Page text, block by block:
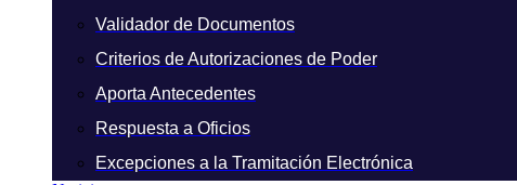
Validador de Documentos
Criterios de Autorizaciones de Poder
Aporta Antecedentes
Respuesta a Oficios
Excepciones a la Tramitación Electrónica